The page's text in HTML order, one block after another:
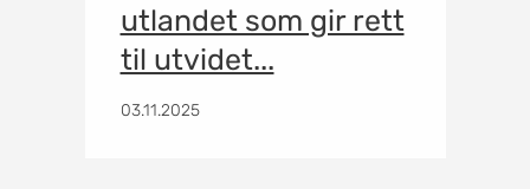
utlandet som gir rett
til utvidet...
03.11.2025